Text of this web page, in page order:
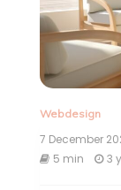
Webdesign
7 December
5 min
3